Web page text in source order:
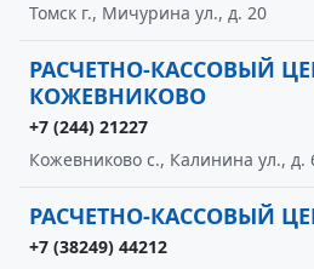
Томск г., Мичурина ул., д. 20
РАСЧЕТНО-КАССОВЫЙ
КОЖЕВНИКОВО
+7 (244) 21227
Кожевниково с., Калинина ул., д.
РАСЧЕТНО-КАССОВЫЙ
+7 (38249) 44212